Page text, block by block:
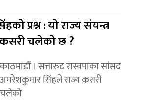
प्रश्न : यो राज्य संयन्त्र
कसरी चलेको छ ?
काठमाडौँ । सत्तारुढ रास्वपाका सांसद
अमरेशकुमार सिंहले राज्य कसरी
चलेको